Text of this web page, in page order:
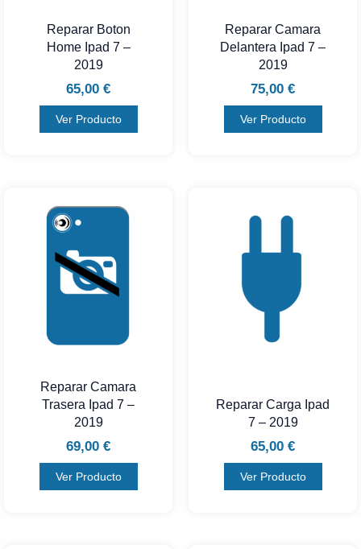
Reparar Boton
Home Ipad 7 –
2019
65,00 €
Ver Producto
Reparar Camara
Delantera Ipad 7 –
2019
75,00 €
Ver Producto
Reparar Camara
Trasera Ipad 7 –
2019
69,00 €
Ver Producto
Reparar Carga Ipad
7 – 2019
65,00 €
Ver Producto